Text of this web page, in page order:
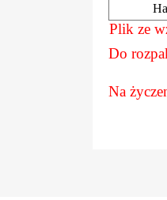
Plik ze
Do
Na